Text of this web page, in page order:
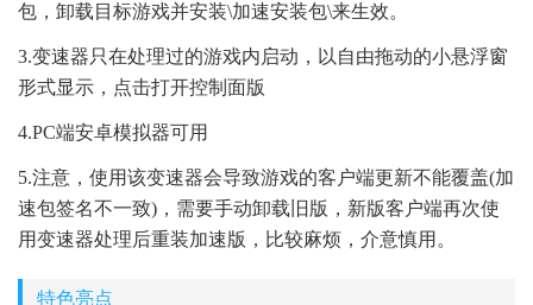
包，卸载目标游戏并安装\加速安装包\来生效。
3.变速器只在处理过的游戏内启动，以自由拖动的小悬浮窗
形式显示，点击打开控制面版
4.PC端安卓模拟器可用
5.注意，使用该变速器会导致游戏的客户端更新不能覆盖(加
速包签名不一致)，需要手动卸载旧版，新版客户端再次使
用变速器处理后重装加速版，比较麻烦，介意慎用。
特色亮点